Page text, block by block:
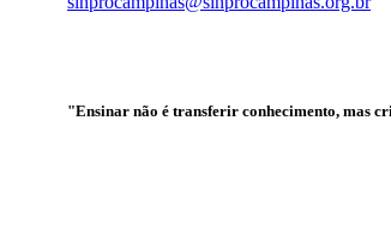
"Ensinar não é transferir conhecimento, mas